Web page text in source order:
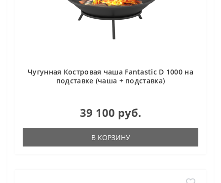
Чугунная Костровая чаша Fantastic D 1000 на
подставке (чаша + подставка)
39 100 руб.
В КОРЗИНУ